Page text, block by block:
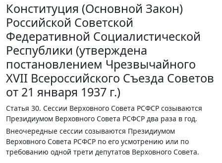
Конституция (Основной Закон)
Российской Советской
Федеративной Социалистической
Республики (утверждена
постановлением Чрезвычайного
XVII Всероссийского Съезда Советов
от 21 января 1937 г.)
Статья 30. Сессии Верховного Совета РСФСР созываются
Президиумом Верховного Совета РСФСР два раза в год.
Внеочередные сессии созываются Президиумом
Верховного Совета РСФСР по его усмотрению или по
требованию одной трети депутатов Верховного Совета.